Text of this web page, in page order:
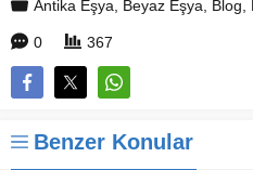
Antika Eşya, Beyaz Eşya, Blog,
0 367
Benzer Konular